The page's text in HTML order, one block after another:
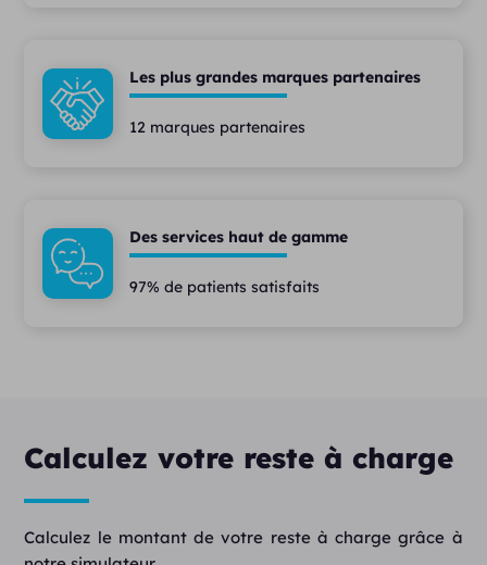
Les plus grandes marques partenaires
12 marques partenaires
Des services haut de gamme
97% de patients satisfaits
Calculez votre reste à charge
Calculez le montant de votre reste à charge grâce à